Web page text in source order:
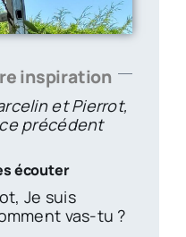
inspiration
et Pierrot,
précédent
écouter
Je suis
vas-tu ?